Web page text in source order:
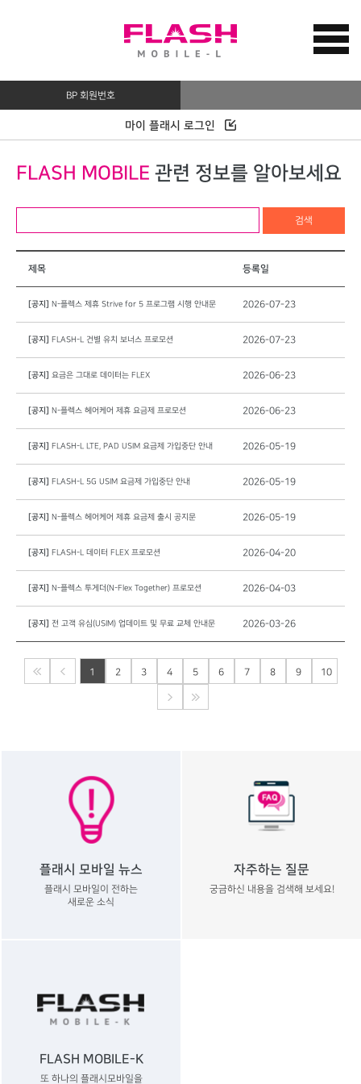
BP 회원번호
마이 플래시 로그인
FLASH MOBILE 관련 정보를 알아보세요
검색
제목 등록일
[공지] N-플렉스 제휴 Strive for 5 프로그램 시행 안내문 2026-07-23
[공지] FLASH-L 건별 유치 보너스 프로모션 2026-07-23
[공지] 요금은 그대로 데이터는 FLEX 2026-06-23
[공지] N-플렉스 헤어케어 제휴 요금제 프로모션 2026-06-23
[공지] FLASH-L LTE, PAD USIM 요금제 가입중단 안내 2026-05-19
[공지] FLASH-L 5G USIM 요금제 가입중단 안내 2026-05-19
[공지] N-플렉스 헤어케어 제휴 요금제 출시 공지문 2026-05-19
[공지] FLASH-L 데이터 FLEX 프로모션 2026-04-20
[공지] N-플렉스 투게더(N-Flex Together) 프로모션 2026-04-03
[공지] 전 고객 유심(USIM) 업데이트 및 무료 교체 안내문 2026-03-26
1 2 3 4 5 6 7 8 9 10
플래시 모바일 뉴스
플래시 모바일이 전하는
새로운 소식
자주하는 질문
궁금하신 내용을 검색해 보세요!
FLASH MOBILE-K
또 하나의 플래시모바일을